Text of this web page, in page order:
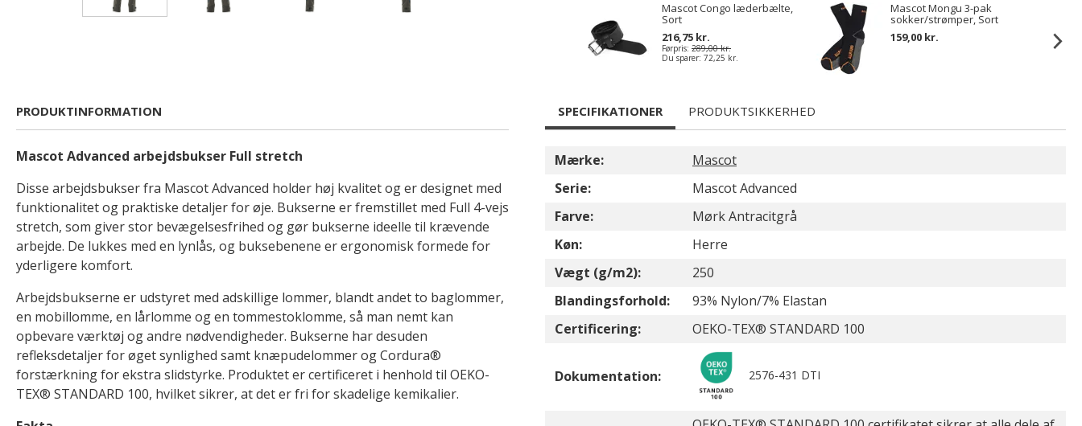
Mascot Congo læderbælte,
Sort
216,75 kr.
Førpris: 289,00 kr.
Du sparer: 72,25 kr.
Mascot Mongu 3-pak
sokker/strømper, Sort
159,00 kr.
PRODUKTINFORMATION
Mascot Advanced arbejdsbukser Full stretch
Disse arbejdsbukser fra Mascot Advanced holder høj kvalitet og er designet med
funktionalitet og praktiske detaljer for øje. Bukserne er fremstillet med Full 4-vejs
stretch, som giver stor bevægelsesfrihed og gør bukserne ideelle til krævende
arbejde. De lukkes med en lynlås, og buksebenene er ergonomisk formede for
yderligere komfort.
Arbejdsbukserne er udstyret med adskillige lommer, blandt andet to baglommer,
en mobillomme, en lårlomme og en tommestoklomme, så man nemt kan
opbevare værktøj og andre nødvendigheder. Bukserne har desuden
refleksdetaljer for øget synlighed samt knæpudelommer og Cordura®
forstærkning for ekstra slidstyrke. Produktet er certificeret i henhold til OEKO-
TEX® STANDARD 100, hvilket sikrer, at det er fri for skadelige kemikalier.
SPECIFIKATIONER PRODUKTSIKKERHED
Mærke:
Mascot
Serie:
Mascot Advanced
Farve:
Mørk Antracitgrå
Køn:
Herre
Vægt (g/m2):
250
Blandingsforhold:
93% Nylon/7% Elastan
Certificering:
OEKO-TEX® STANDARD 100
Dokumentation: 2576-431 DTI